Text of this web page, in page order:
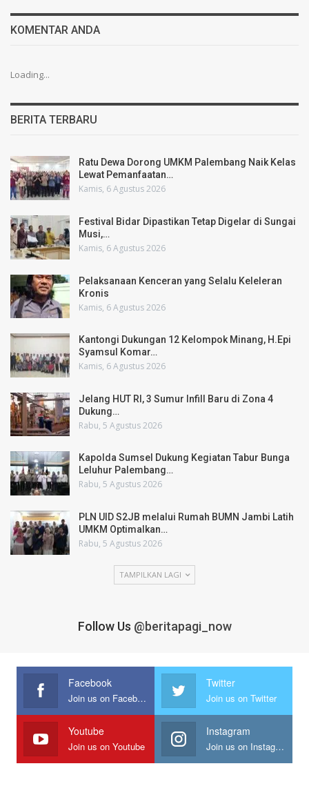
KOMENTAR ANDA
Loading...
BERITA TERBARU
Ratu Dewa Dorong UMKM Palembang Naik Kelas
Lewat Pemanfaatan…
Kamis, 6 Agustus 2026
Festival Bidar Dipastikan Tetap Digelar di Sungai
Musi,…
Kamis, 6 Agustus 2026
Pelaksanaan Kenceran yang Selalu Keleleran
Kronis
Kamis, 6 Agustus 2026
Kantongi Dukungan 12 Kelompok Minang, H.Epi
Syamsul Komar…
Kamis, 6 Agustus 2026
Jelang HUT RI, 3 Sumur Infill Baru di Zona 4
Dukung…
Rabu, 5 Agustus 2026
Kapolda Sumsel Dukung Kegiatan Tabur Bunga
Leluhur Palembang…
Rabu, 5 Agustus 2026
PLN UID S2JB melalui Rumah BUMN Jambi Latih
UMKM Optimalkan…
Rabu, 5 Agustus 2026
TAMPILKAN LAGI
Follow Us @beritapagi_now
Facebook
Join us on Facebook
Twitter
Join us on Twitter
Youtube
Join us on Youtube
Instagram
Join us on Instagram